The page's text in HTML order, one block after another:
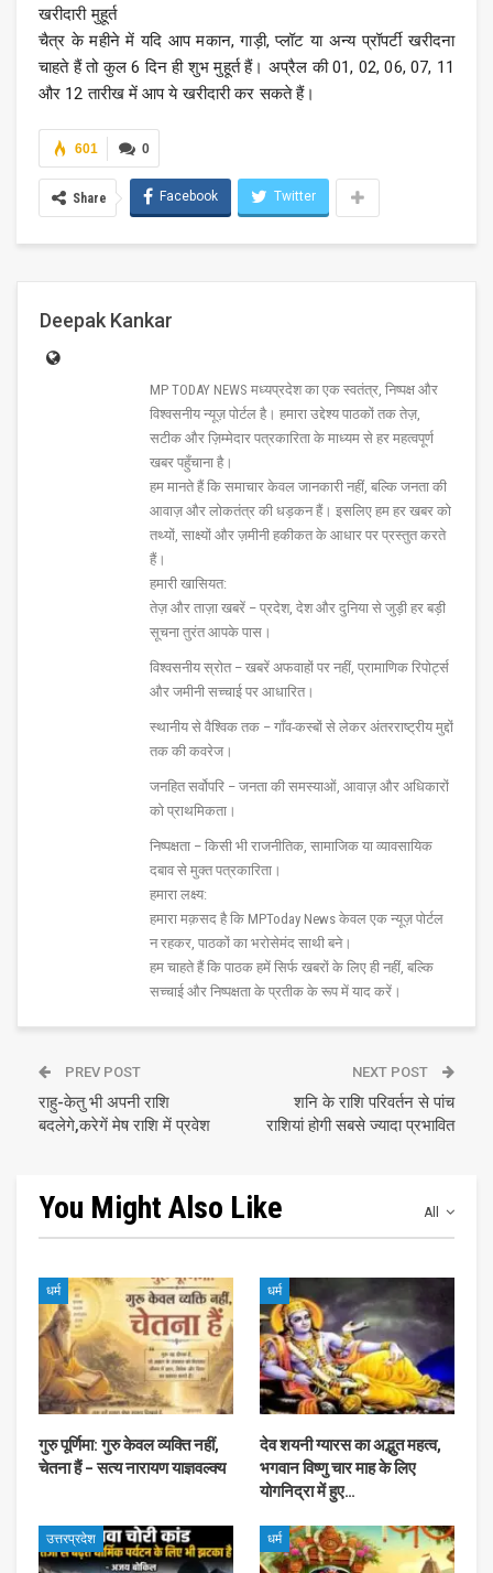
खरीदारी मुहूर्त
चैत्र के महीने में यदि आप मकान, गाड़ी, प्लॉट या अन्य प्रॉपर्टी खरीदना
चाहते हैं तो कुल 6 दिन ही शुभ मुहूर्त हैं। अप्रैल की 01, 02, 06, 07, 11
और 12 तारीख में आप ये खरीदारी कर सकते हैं।
0
601
Share Facebook Twitter
Deepak Kankar
MP TODAY NEWS मध्यप्रदेश का एक स्वतंत्र, निष्पक्ष और
विश्वसनीय न्यूज़ पोर्टल है। हमारा उद्देश्य पाठकों तक तेज़,
सटीक और ज़िम्मेदार पत्रकारिता के माध्यम से हर महत्वपूर्ण
खबर पहुँचाना है।
हम मानते हैं कि समाचार केवल जानकारी नहीं, बल्कि जनता की
आवाज़ और लोकतंत्र की धड़कन हैं। इसलिए हम हर खबर को
तथ्यों, साक्ष्यों और ज़मीनी हकीकत के आधार पर प्रस्तुत करते
हैं।
हमारी खासियत:
तेज़ और ताज़ा खबरें – प्रदेश, देश और दुनिया से जुड़ी हर बड़ी
सूचना तुरंत आपके पास।
विश्वसनीय स्रोत – खबरें अफवाहों पर नहीं, प्रामाणिक रिपोर्ट्स
और जमीनी सच्चाई पर आधारित।
स्थानीय से वैश्विक तक – गाँव-कस्बों से लेकर अंतरराष्ट्रीय मुद्दों
तक की कवरेज।
जनहित सर्वोपरि – जनता की समस्याओं, आवाज़ और अधिकारों
को प्राथमिकता।
निष्पक्षता – किसी भी राजनीतिक, सामाजिक या व्यावसायिक
दबाव से मुक्त पत्रकारिता।
हमारा लक्ष्य:
हमारा मक़सद है कि MPToday News केवल एक न्यूज़ पोर्टल
न रहकर, पाठकों का भरोसेमंद साथी बने।
हम चाहते हैं कि पाठक हमें सिर्फ खबरों के लिए ही नहीं, बल्कि
सच्चाई और निष्पक्षता के प्रतीक के रूप में याद करें।
PREV POST
राहु-केतु भी अपनी राशि
बदलेगे,करेगें मेष राशि में प्रवेश
NEXT POST
शनि के राशि परिवर्तन से पांच
राशियां होगी सबसे ज्यादा प्रभावित
All
You Might Also Like
धर्म
गुरु पूर्णिमा: गुरु केवल व्यक्ति नहीं,
चेतना हैं – सत्य नारायण याज्ञवल्क्य
धर्म
देव शयनी ग्यारस का अद्भुत महत्व,
भगवान विष्णु चार माह के लिए
योगनिद्रा में हुए…
उत्तरप्रदेश धर्म